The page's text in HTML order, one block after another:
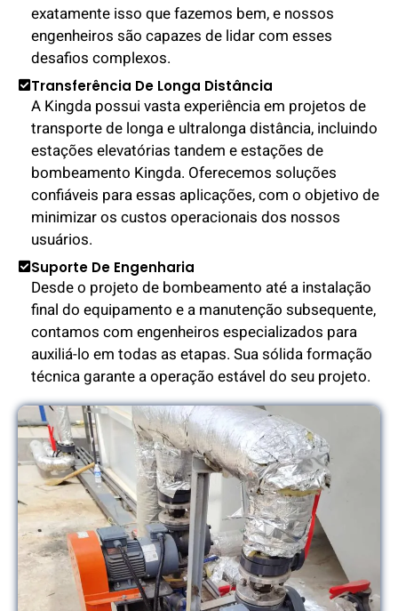
exatamente isso que fazemos bem, e nossos
engenheiros são capazes de lidar com esses
desafios complexos.
Transferência De Longa Distância
A Kingda possui vasta experiência em projetos de
transporte de longa e ultralonga distância, incluindo
estações elevatórias tandem e estações de
bombeamento Kingda. Oferecemos soluções
confiáveis para essas aplicações, com o objetivo de
minimizar os custos operacionais dos nossos
usuários.
Suporte De Engenharia
Desde o projeto de bombeamento até a instalação
final do equipamento e a manutenção subsequente,
contamos com engenheiros especializados para
auxiliá-lo em todas as etapas. Sua sólida formação
técnica garante a operação estável do seu projeto.